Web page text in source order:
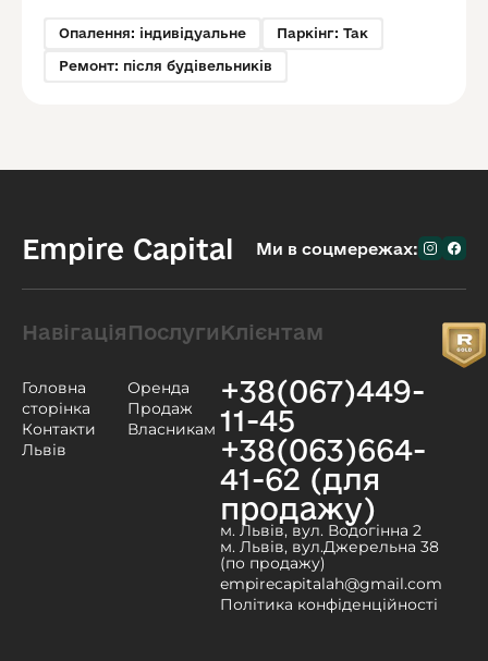
Опалення: індивідуальне Паркінг: Так
Ремонт: після будівельників
Empire Capital Ми в соцмережах:
Навігація
Головна
сторінка
Контакти
Львів
Послуги
Оренда
Продаж
Власникам
Клієнтам
+38(067)449-
11-45
+38(063)664-
41-62 (для
продажу)
м. Львів, вул. Водогінна 2
м. Львів, вул.Джерельна 38
(по продажу)
empirecapitalah@gmail.com
Політика конфіденційності